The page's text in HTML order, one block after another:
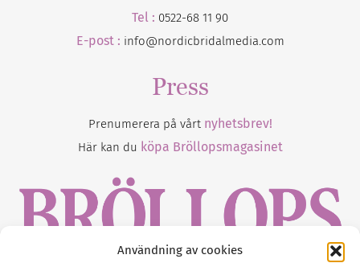
Användning av cookies
Tel : 0522-68 11 90
E-post : info@nordicbridalmedia.com
Press
Prenumerera på vårt nyhetsbrev!
Här kan du köpa Bröllopsmagasinet